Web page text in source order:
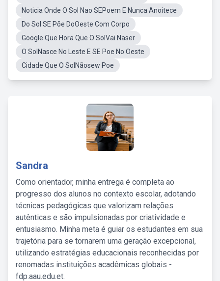
Noticia Onde O Sol Nao SEPoem E Nunca Anoitece
Do Sol SE Põe DoOeste Com Corpo
Google Que Hora Que O SolVai Naser
O SolNasce No Leste E SE Poe No Oeste
Cidade Que O SolNãosew Poe
Sandra
Como orientador, minha entrega é completa ao
progresso dos alunos no contexto escolar, adotando
técnicas pedagógicas que valorizam relações
autênticas e são impulsionadas por criatividade e
entusiasmo. Minha meta é guiar os estudantes em sua
trajetória para se tornarem uma geração excepcional,
utilizando estratégias educacionais reconhecidas por
renomadas instituições acadêmicas globais -
fdp.aau.edu.et.